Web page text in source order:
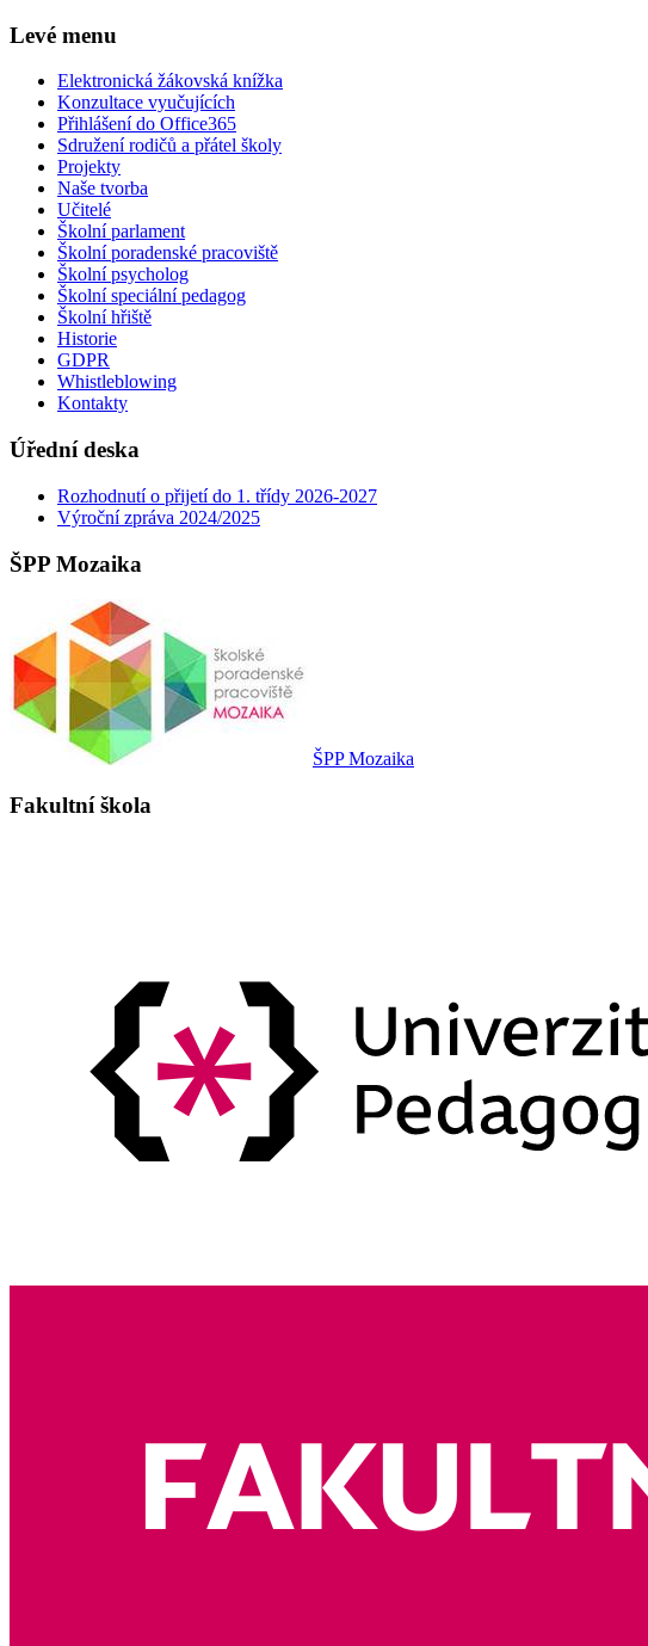
Levé menu
Elektronická žákovská knížka
Konzultace vyučujících
Přihlášení do Office365
Sdružení rodičů a přátel školy
Projekty
Naše tvorba
Učitelé
Školní parlament
Školní poradenské pracoviště
Školní psycholog
Školní speciální pedagog
Školní hřiště
Historie
GDPR
Whistleblowing
Kontakty
Úřední deska
Rozhodnutí o přijetí do 1. třídy 2026-2027
Výroční zpráva 2024/2025
ŠPP Mozaika
ŠPP Mozaika
Fakultní škola